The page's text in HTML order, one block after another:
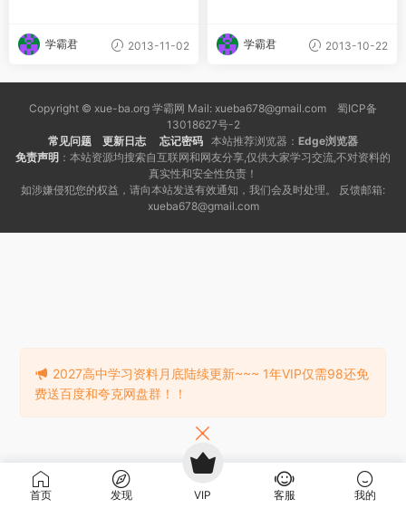
学霸君 2013-11-02 学霸君 2013-10-22
Copyright © xue-ba.org 学霸网 Mail: xueba678@gmail.com 蜀ICP备
13018627号-2
常见问题
更新日志 忘记密码 本站推荐浏览器： Edge浏览器
免责声明 ：本站资源均搜索自互联网和网友分享,仅供大家学习交流,不对资料的
真实性和安全性负责！
如涉嫌侵犯您的权益，请向本站发送有效通知，我们会及时处理。 反馈邮箱:
xueba678@gmail.com
首页 发现 VIP 客服 我的
2027高中学习资料月底陆续更新~~~ 1年VIP仅需98还免
费送百度和夸克网盘群！！